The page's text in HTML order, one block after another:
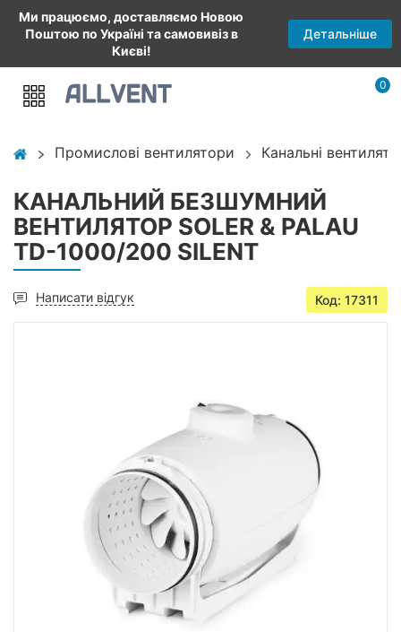
Ми працюємо, доставляємо Новою
Поштою по Україні та самовивіз в
Києві!
Детальніше
0
Промислові вентилятори Канальні
КАНАЛЬНИЙ БЕЗШУМНИЙ
ВЕНТИЛЯТОР SOLER & PALAU
TD-1000/200 SILENT
Написати відгук Код: 17311